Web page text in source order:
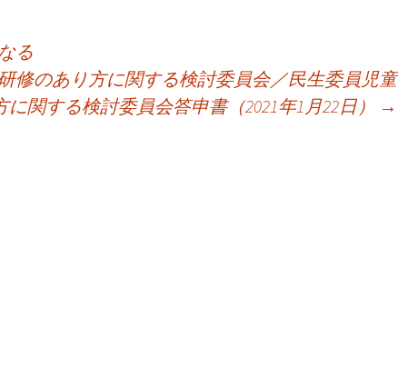
る
修のあり方に関する検討委員会／民生委員児童
関する検討委員会答申書（2021年1月22日）
→